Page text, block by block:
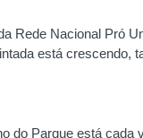
Rede Nacional Pró
está crescendo,
do Parque está